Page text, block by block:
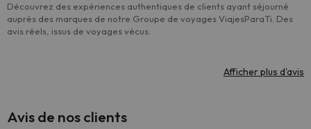
Découvrez des expériences authentiques de clients ayant séjourné
auprès des marques de notre Groupe de voyages ViajesParaTi. Des
avis réels, issus de voyages vécus.
Afficher plus d'avis
Avis de nos clients